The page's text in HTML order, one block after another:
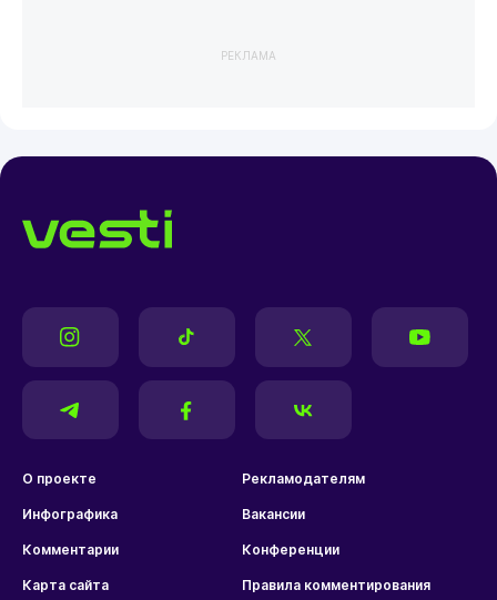
РЕКЛАМА
О проекте Рекламодателям
Инфографика Вакансии
Комментарии Конференции
Карта сайта Правила комментирования